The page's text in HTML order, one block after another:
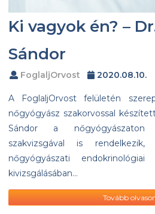
Ki vagyok én? –
Sándor
FoglaljOrvost 2020.08.10.
A FoglaljOrvost felületén
nőgyógyász szakorvossal
Sándor a nőgyógyászaton
szakvizsgával is
nőgyógyászati
kivizsgálásában…
Tovább